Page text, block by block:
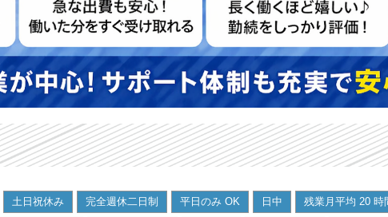
土日祝休み 完全週休二日制 平日のみ OK 日中 残業月平均 20 時